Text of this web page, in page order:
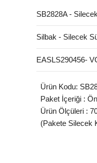
SB2828A -
Silbak - Silecek
EASLS290456-
Ürün Kodu:
Paket İçeriği :
Ürün Ölçüleri :
(Pakete Silecek